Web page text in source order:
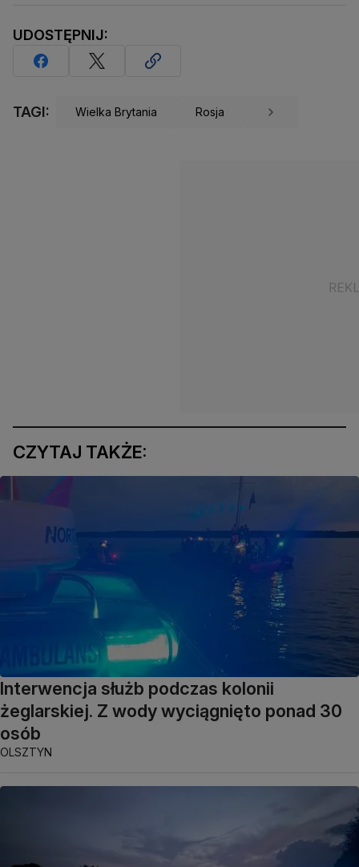
UDOSTĘPNIJ:
TAGI: Wielka Brytania Rosja
CZYTAJ TAKŻE:
Interwencja służb podczas kolonii
żeglarskiej. Z wody wyciągnięto ponad 30
osób
OLSZTYN